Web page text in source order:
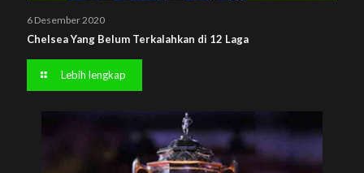
6 Desember 2020
Chelsea Yang Belum Terkalahkan di 12 Laga
Lebih lengkap